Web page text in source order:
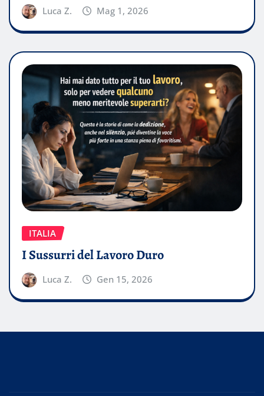
Luca Z. Mag 1, 2026
ITALIA
I Sussurri del Lavoro Duro
Luca Z. Gen 15, 2026